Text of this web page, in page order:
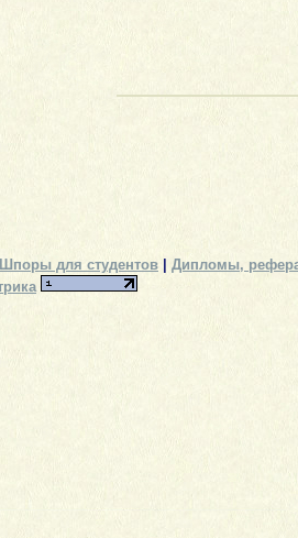
Шпоры для студентов Дипломы,